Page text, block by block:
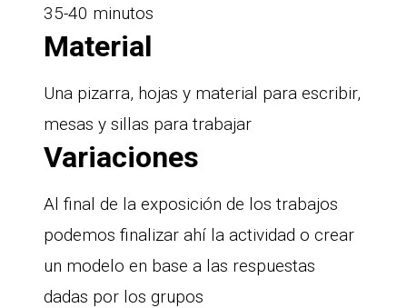
35-40 minutos
Material
Una pizarra, hojas y material para escribir,
mesas y sillas para trabajar
Variaciones
Al final de la exposición de los trabajos
podemos finalizar ahí la actividad o crear
un modelo en base a las respuestas
dadas por los grupos